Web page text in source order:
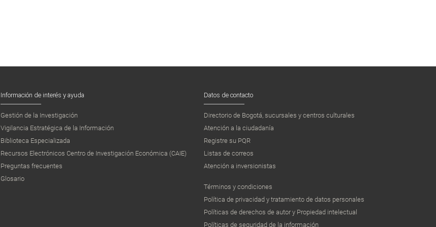
Información de interés y ayuda
Gestión de la Investigación
Vigilancia Estratégica de la Información
Biblioteca Especializada
Recursos Electrónicos Centro de Investigación Económica (CAIE)
Preguntas frecuentes
Glosario
Datos de contacto
Directorio de Bogotá, sucursales y centros culturales
Atención a la ciudadanía
Registre su PQR
Listas de correos
Atención a inversionistas
Términos y condiciones
Política de privacidad y tratamiento de datos personales
Políticas de derechos de autor y Propiedad intelectual
Políticas de seguridad de la información